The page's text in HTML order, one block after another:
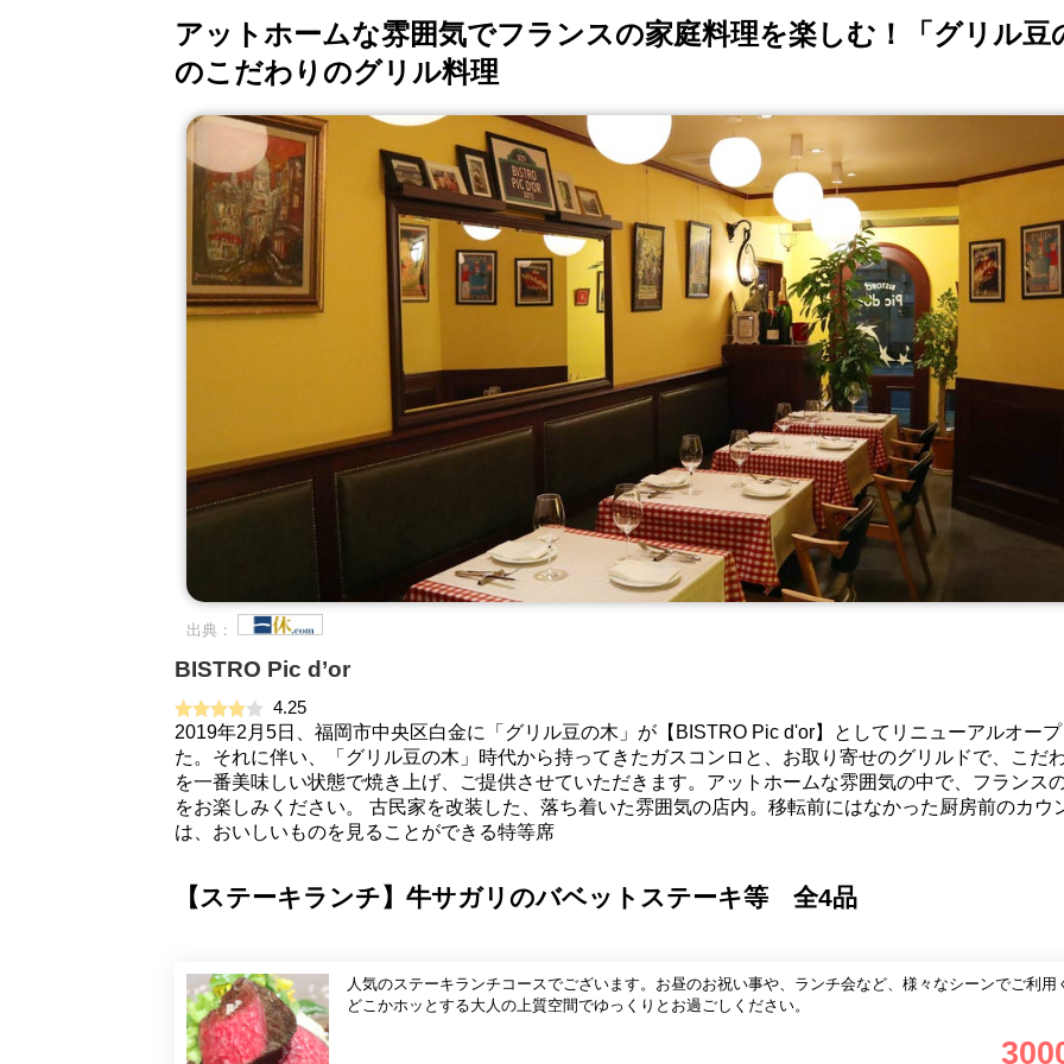
アットホームな雰囲気でフランスの家庭料理を楽しむ！「グリル豆
のこだわりのグリル料理
出典：
BISTRO Pic d’or
4.25
2019年2月5日、福岡市中央区白金に「グリル豆の木」が【BISTRO Pic d'or】としてリニューアルオー
た。それに伴い、「グリル豆の木」時代から持ってきたガスコンロと、お取り寄せのグリルドで、こだ
を一番美味しい状態で焼き上げ、ご提供させていただきます。アットホームな雰囲気の中で、フランス
をお楽しみください。 古民家を改装した、落ち着いた雰囲気の店内。移転前にはなかった厨房前のカウ
は、おいしいものを見ることができる特等席
【ステーキランチ】牛サガリのバベットステーキ等 全4品
人気のステーキランチコースでございます。お昼のお祝い事や、ランチ会など、様々なシーンでご利用
どこかホッとする大人の上質空間でゆっくりとお過ごしください。